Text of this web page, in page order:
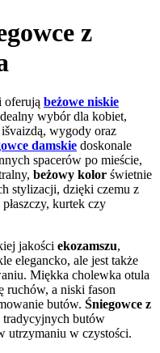
z
beżowe niskie
wybór dla kobiet,
išvaizdą, wygody oraz
damskie doskonale
spacerów po mieście,
beżowy kolor świetnie
stylizacji, dzięki czemu z
kurtek czy
jakości ekozamszu,
elegancko, ale jest także
Miękka cholewka otula
ruchów, a niski fason
butów. Śniegowce z
tradycyjnych butów
utrzymaniu w czystości.